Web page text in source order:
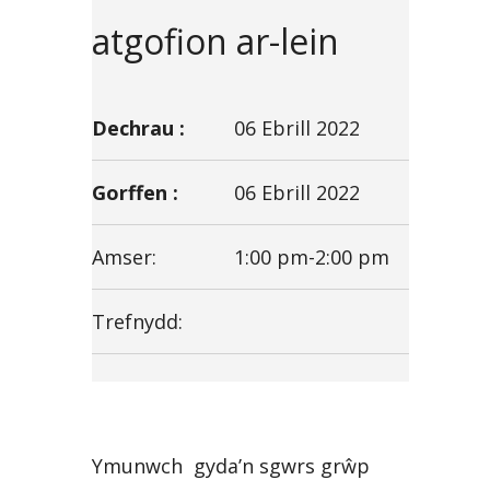
atgofion ar-lein
Dechrau : 06 Ebrill 2022
Gorffen : 06 Ebrill 2022
Amser: 1:00 pm-2:00 pm
Trefnydd:
Ymunwch gyda’n sgwrs grŵp